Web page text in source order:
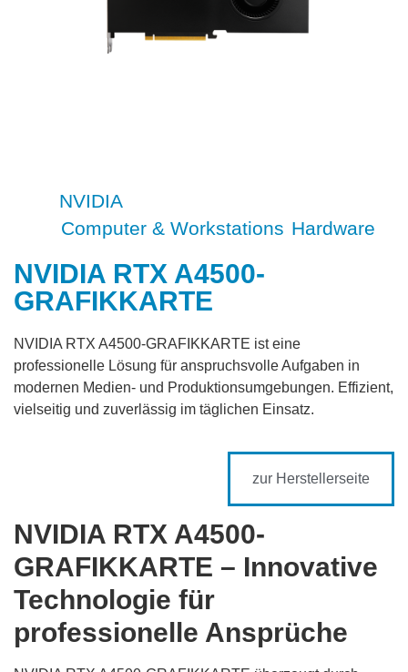
NVIDIA
Computer & Workstations Hardware
NVIDIA RTX A4500-
GRAFIKKARTE
NVIDIA RTX A4500-GRAFIKKARTE ist eine
professionelle Lösung für anspruchsvolle Aufgaben in
modernen Medien- und Produktionsumgebungen. Effizient,
vielseitig und zuverlässig im täglichen Einsatz.
zur Herstellerseite
NVIDIA RTX A4500-
GRAFIKKARTE – Innovative
Technologie für
professionelle Ansprüche